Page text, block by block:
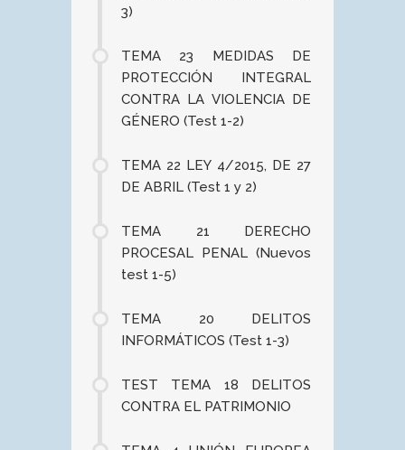
3)
TEMA 23 MEDIDAS DE
PROTECCIÓN INTEGRAL
CONTRA LA VIOLENCIA DE
GÉNERO (Test 1-2)
TEMA 22 LEY 4/2015, DE 27
DE ABRIL (Test 1 y 2)
TEMA 21 DERECHO
PROCESAL PENAL (Nuevos
test 1-5)
TEMA 20 DELITOS
INFORMÁTICOS (Test 1-3)
TEST TEMA 18 DELITOS
CONTRA EL PATRIMONIO